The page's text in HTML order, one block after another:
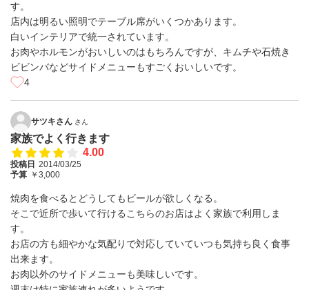
す。
店内は明るい照明でテーブル席がいくつかあります。
白いインテリアで統一されています。
お肉やホルモンがおいしいのはもちろんですが、キムチや石焼き
ビビンバなどサイドメニューもすごくおいしいです。
4
サツキさん さん
家族でよく行きます
4.00
投稿日 2014/03/25
予算 ￥3,000
焼肉を食べるとどうしてもビールが欲しくなる。
そこで近所で歩いて行けるこちらのお店はよく家族で利用しま
す。
お店の方も細やかな気配りで対応していていつも気持ち良く食事
出来ます。
お肉以外のサイドメニューも美味しいです。